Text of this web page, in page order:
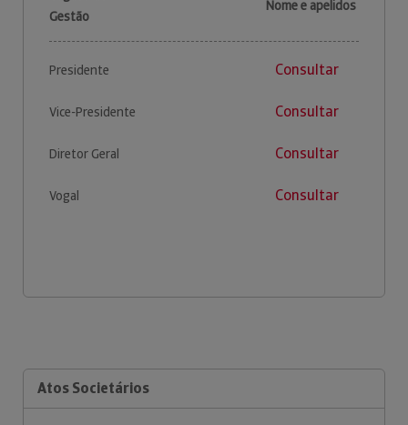
Gestão
Nome e apelidos
Presidente Consultar
Vice-Presidente Consultar
Diretor Geral Consultar
Vogal Consultar
Atos Societários